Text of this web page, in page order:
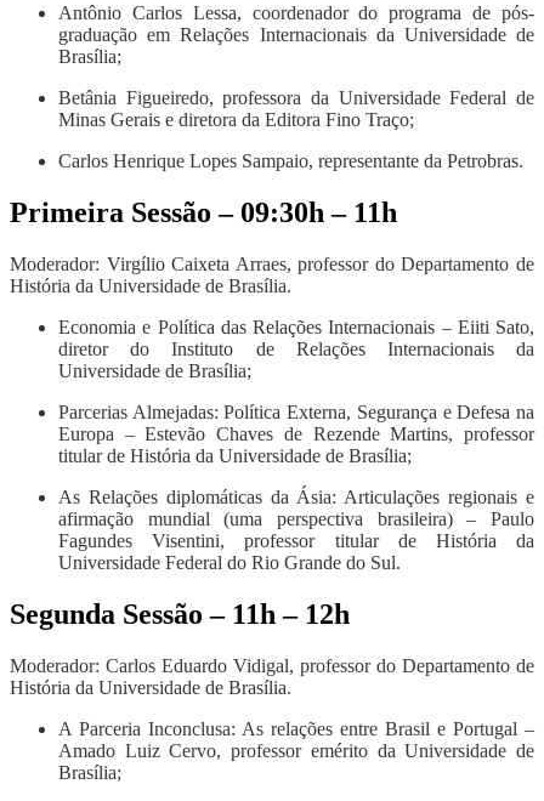
Antônio Carlos Lessa, coordenador do programa de pós-
graduação em Relações Internacionais da Universidade de
Brasília;
Betânia Figueiredo, professora da Universidade Federal de
Minas Gerais e diretora da Editora Fino Traço;
Carlos Henrique Lopes Sampaio, representante da Petrobras.
Primeira Sessão – 09:30h – 11h
Moderador: Virgílio Caixeta Arraes, professor do Departamento de
História da Universidade de Brasília.
Economia e Política das Relações Internacionais – Eiiti Sato,
diretor do Instituto de Relações Internacionais da
Universidade de Brasília;
Parcerias Almejadas: Política Externa, Segurança e Defesa na
Europa – Estevão Chaves de Rezende Martins, professor
titular de História da Universidade de Brasília;
As Relações diplomáticas da Ásia: Articulações regionais e
afirmação mundial (uma perspectiva brasileira) – Paulo
Fagundes Visentini, professor titular de História da
Universidade Federal do Rio Grande do Sul.
Segunda Sessão – 11h – 12h
Moderador: Carlos Eduardo Vidigal, professor do Departamento de
História da Universidade de Brasília.
A Parceria Inconclusa: As relações entre Brasil e Portugal –
Amado Luiz Cervo, professor emérito da Universidade de
Brasília;